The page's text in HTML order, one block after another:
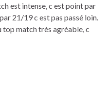
est intense, c est point par
21/19 c est pas passé loin.
top match très agréable, c